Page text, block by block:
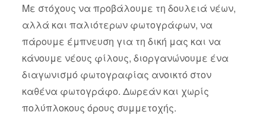
Με στόχους να προβάλουμε τη δουλειά νέων,
αλλά και παλιότερων φωτογράφων, να
πάρουμε έμπνευση για τη δική μας και να
κάνουμε νέους φίλους, διοργανώνουμε ένα
διαγωνισμό φωτογραφίας ανοικτό στον
καθένα φωτογράφο. Δωρεάν και χωρίς
πολύπλοκους όρους συμμετοχής.